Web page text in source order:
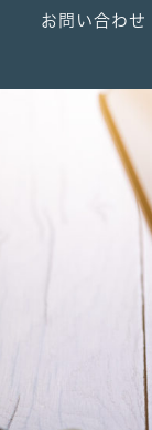
お問い合わせ